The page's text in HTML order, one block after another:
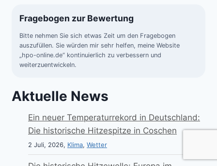
Fragebogen zur Bewertung
Bitte nehmen Sie sich etwas Zeit um den Fragebogen
auszufüllen. Sie würden mir sehr helfen, meine Website
„hpo-online.de“ kontinuierlich zu verbessern und
weiterzuentwickeln.
Aktuelle News
Ein neuer Temperaturrekord in Deutschland:
Die historische Hitzespitze in Coschen
2 Juli, 2026, Klima, Wetter